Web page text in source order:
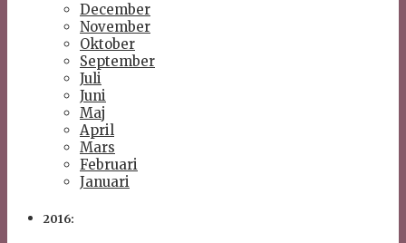
December
November
Oktober
September
Juli
Juni
Maj
April
Mars
Februari
Januari
2016: